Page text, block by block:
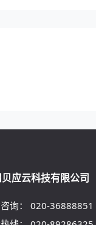
应云科技有限公司
询： 020-36888851